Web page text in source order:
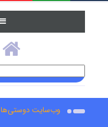
وب‌سایت دوستی‌ها